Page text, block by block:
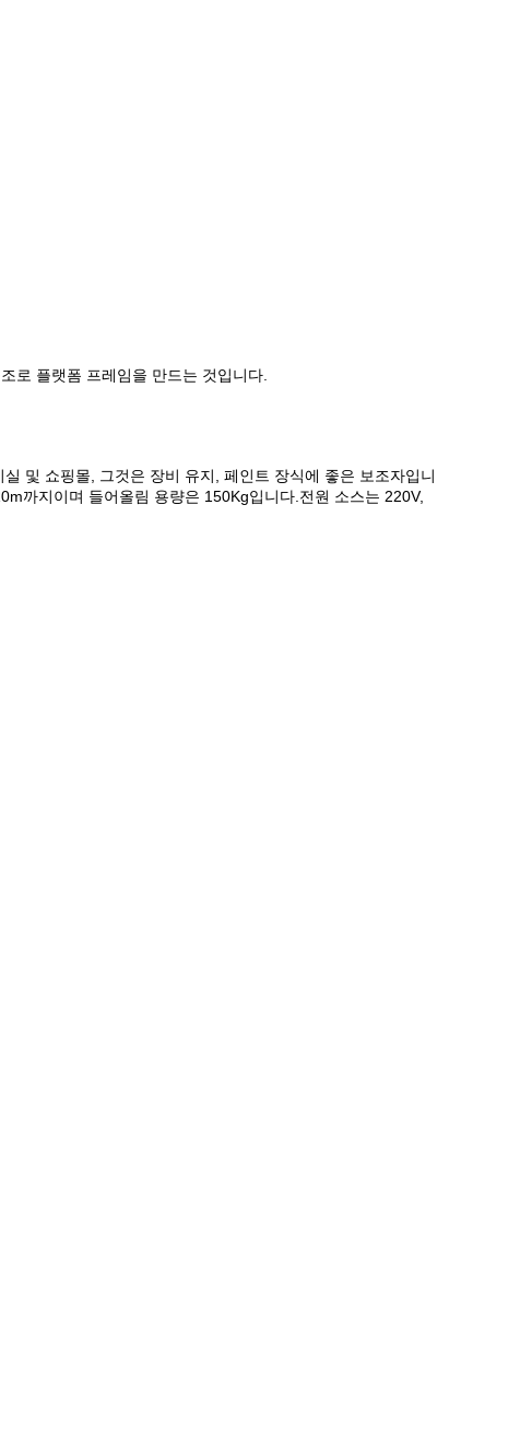
로 플랫폼 프레임을 만드는 것입니다.
및 쇼핑몰, 그것은 장비 유지, 페인트 장식에 좋은 보조자입니
까지이며 들어올림 용량은 150Kg입니다.전원 소스는 220V,